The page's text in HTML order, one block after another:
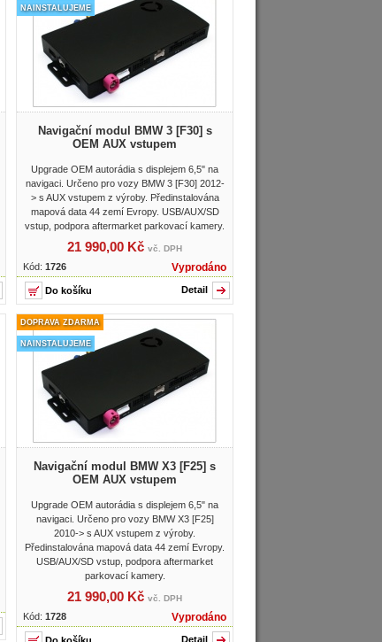
NAINSTALUJEME
Navigační modul BMW 3 [F30] s
OEM AUX vstupem
Upgrade OEM autorádia s displejem 6,5" na
navigaci. Určeno pro vozy BMW 3 [F30] 2012-
> s AUX vstupem z výroby. Předinstalována
mapová data 44 zemí Evropy. USB/AUX/SD
vstup, podpora aftermarket parkovací kamery.
21 990,00 Kč vč. DPH
Kód: 1726 Vyprodáno
Detail
DOPRAVA ZDARMA
NAINSTALUJEME
Navigační modul BMW X3 [F25] s
OEM AUX vstupem
Upgrade OEM autorádia s displejem 6,5" na
navigaci. Určeno pro vozy BMW X3 [F25]
2010-> s AUX vstupem z výroby.
Předinstalována mapová data 44 zemí Evropy.
USB/AUX/SD vstup, podpora aftermarket
parkovací kamery.
21 990,00 Kč vč. DPH
Kód: 1728 Vyprodáno
Detail